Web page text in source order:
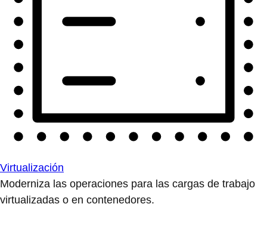
Virtualización
Moderniza las operaciones para las cargas de trabajo
virtualizadas o en contenedores.